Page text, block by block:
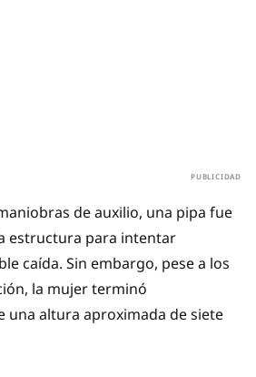
de auxilio, una pipa fue
estructura para intentar
caída. Sin embargo, pese a los
la mujer terminó
una altura aproximada de siete